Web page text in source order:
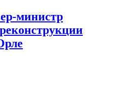
министр